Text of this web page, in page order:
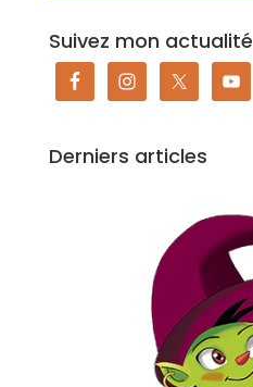
Suivez mon actualité
Derniers articles